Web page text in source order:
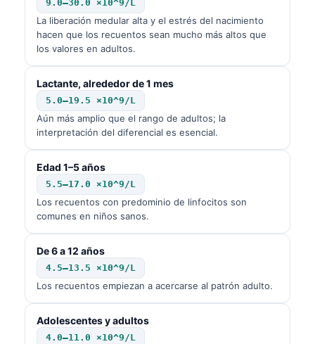
9.0–30.0 ×10^9/L
La liberación medular alta y el estrés del nacimiento
hacen que los recuentos sean mucho más altos que
los valores en adultos.
Lactante, alrededor de 1 mes
5.0–19.5 ×10^9/L
Aún más amplio que el rango de adultos; la
interpretación del diferencial es esencial.
Edad 1–5 años
5.5–17.0 ×10^9/L
Los recuentos con predominio de linfocitos son
comunes en niños sanos.
De 6 a 12 años
4.5–13.5 ×10^9/L
Los recuentos empiezan a acercarse al patrón adulto.
Adolescentes y adultos
4.0–11.0 ×10^9/L